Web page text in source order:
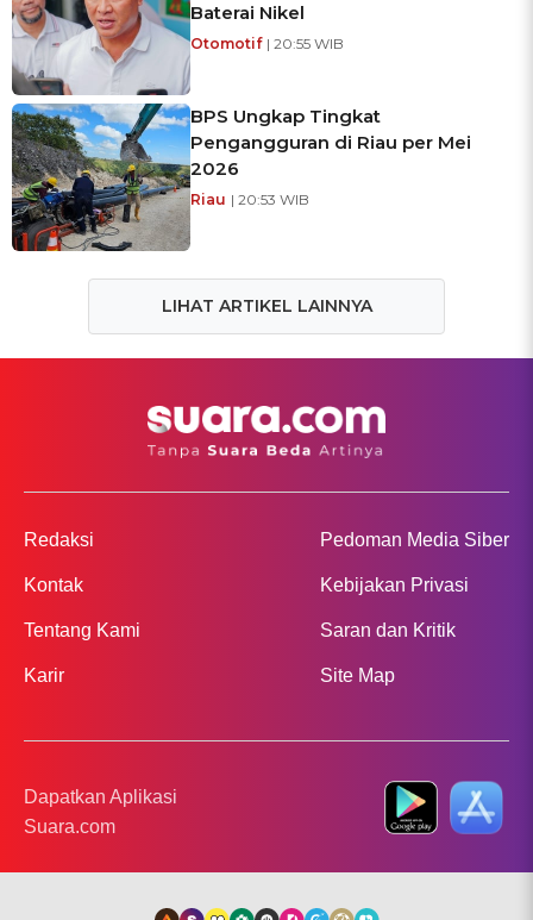
Baterai Nikel
Otomotif | 20:55 WIB
BPS Ungkap Tingkat
Pengangguran di Riau per Mei
2026
Riau | 20:53 WIB
LIHAT ARTIKEL LAINNYA
Redaksi
Kontak
Tentang Kami
Karir
Pedoman Media Siber
Kebijakan Privasi
Saran dan Kritik
Site Map
Dapatkan Aplikasi
Suara.com